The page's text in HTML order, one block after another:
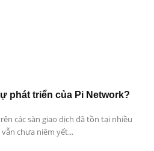
phát triển của Pi Network?
các sàn giao dịch đã tồn tại nhiều
vẫn chưa niêm yết...